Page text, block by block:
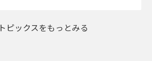
トピックスをもっとみる